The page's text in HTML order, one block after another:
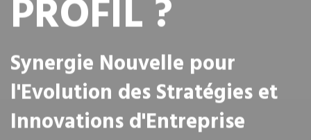
PROFIL ?
Synergie Nouvelle pour
l'Evolution des Stratégies et
Innovations d'Entreprise